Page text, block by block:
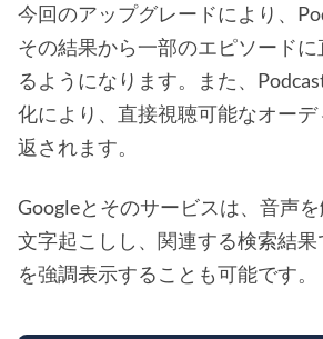
今回のアップグレードにより、
その結果から一部のエピソードに
るようになります。また、
化により、直接視聴可能なオー
返されます。
Googleとそのサービスは、音声
文字起こしし、関連する検索結果
を強調表示することも可能です。